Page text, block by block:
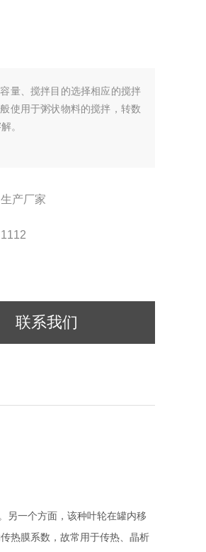
量、搅拌目的选择相应的搅拌
使用于粥状物料的搅拌，转数
。
生产厂家
1112
联系我们
一个方面，该种叶轮在罐内移
热膜系数，故常用于传热、晶析